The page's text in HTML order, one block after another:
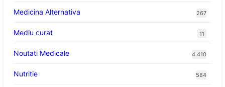
Medicina Alternativa 267
Mediu curat 11
Noutati Medicale 4.410
Nutritie 584